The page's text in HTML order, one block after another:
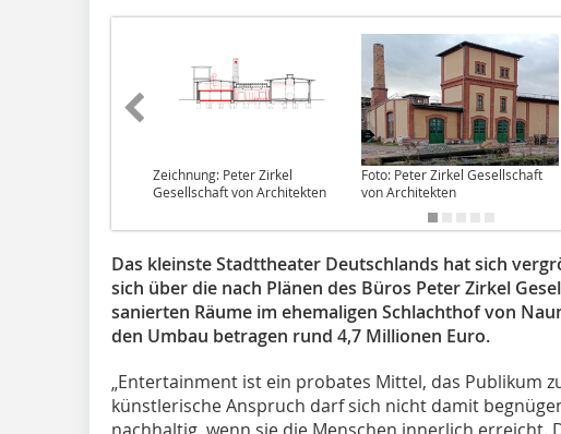
Zeichnung: Peter Zirkel
Gesellschaft von Architekten
Foto: Peter Zirkel Gesellschaft
von Architekten
Das kleinste Stadttheater Deutschlands hat sich
sich über die nach Plänen des Büros Peter Zirkel
sanierten Räume im ehemaligen Schlachthof von
den Umbau betragen rund 4,7 Millionen Euro.
„Entertainment ist ein probates Mittel, das Publikum
künstlerische Anspruch darf sich nicht damit